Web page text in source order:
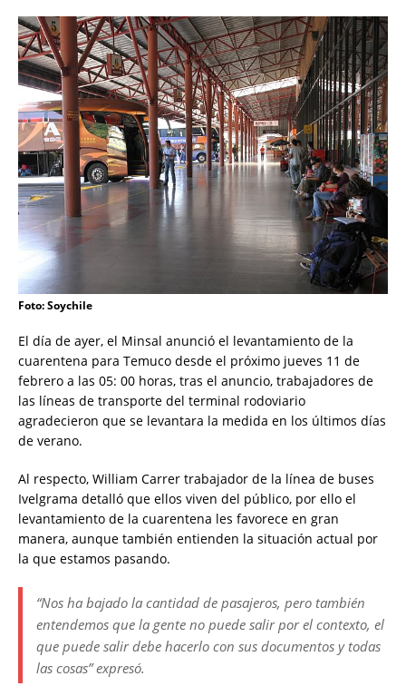
Foto: Soychile
El día de ayer, el Minsal anunció el levantamiento de la
cuarentena para Temuco desde el próximo jueves 11 de
febrero a las 05: 00 horas, tras el anuncio, trabajadores de
las líneas de transporte del terminal rodoviario
agradecieron que se levantara la medida en los últimos días
de verano.
Al respecto, William Carrer trabajador de la línea de buses
Ivelgrama detalló que ellos viven del público, por ello el
levantamiento de la cuarentena les favorece en gran
manera, aunque también entienden la situación actual por
la que estamos pasando.
“Nos ha bajado la cantidad de pasajeros, pero también
entendemos que la gente no puede salir por el contexto, el
que puede salir debe hacerlo con sus documentos y todas
las cosas” expresó.